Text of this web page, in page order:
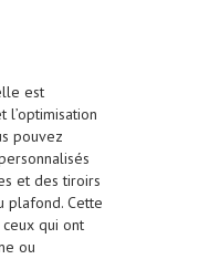
est
l’optimisation
pouvez
et des tiroirs
plafond. Cette
qui ont
ou